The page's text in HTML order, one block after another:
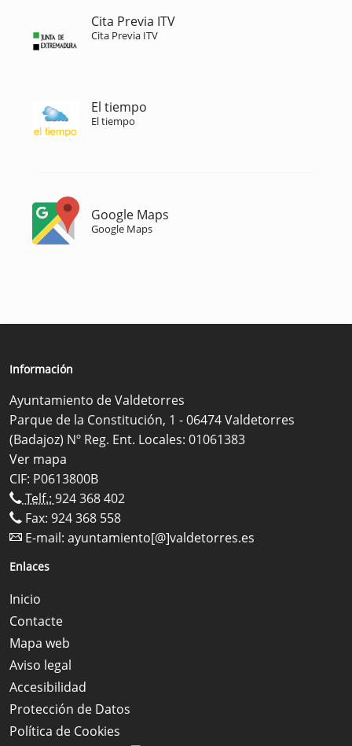
Cita Previa ITV
Cita Previa ITV
El tiempo
El tiempo
Google Maps
Google Maps
Información
Ayuntamiento de Valdetorres
Parque de la Constitución, 1 - 06474 Valdetorres
(Badajoz) Nº Reg. Ent. Locales: 01061383
Ver mapa
CIF: P0613800B
Telf.: 924 368 402
Fax: 924 368 558
E-mail: ayuntamiento[@]valdetorres.es
Enlaces
Inicio
Contacte
Mapa web
Aviso legal
Accesibilidad
Protección de Datos
Política de Cookies